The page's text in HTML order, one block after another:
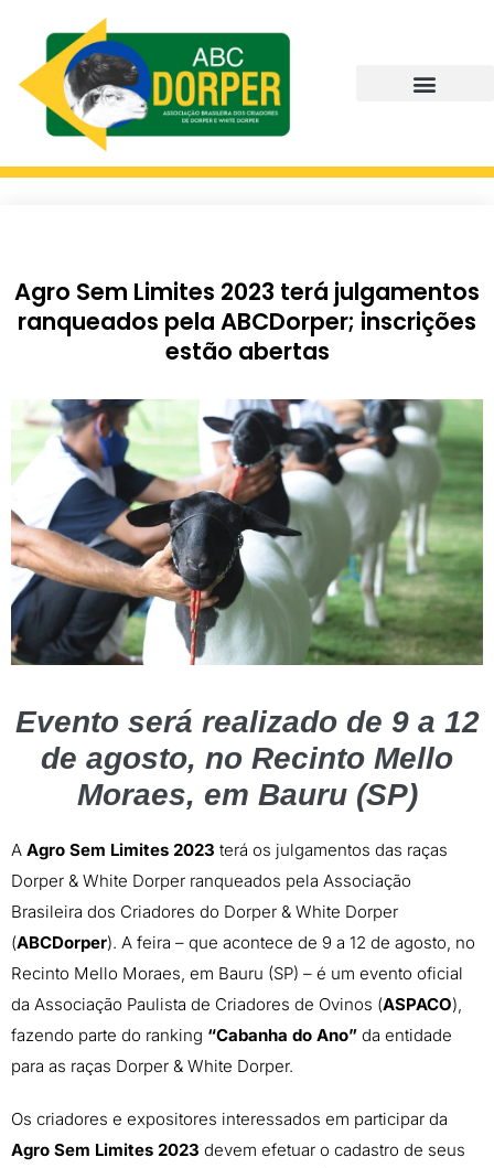
Agro Sem Limites 2023 terá julgamentos
ranqueados pela ABCDorper; inscrições
estão abertas
Evento será realizado de 9 a 12
de agosto, no Recinto Mello
Moraes, em Bauru (SP)
A Agro Sem Limites 2023 terá os julgamentos das raças
Dorper & White Dorper ranqueados pela Associação
Brasileira dos Criadores do Dorper & White Dorper
(ABCDorper). A feira – que acontece de 9 a 12 de agosto, no
Recinto Mello Moraes, em Bauru (SP) – é um evento oficial
da Associação Paulista de Criadores de Ovinos (ASPACO),
fazendo parte do ranking “Cabanha do Ano” da entidade
para as raças Dorper & White Dorper.
Os criadores e expositores interessados em participar da
Agro Sem Limites 2023 devem efetuar o cadastro de seus